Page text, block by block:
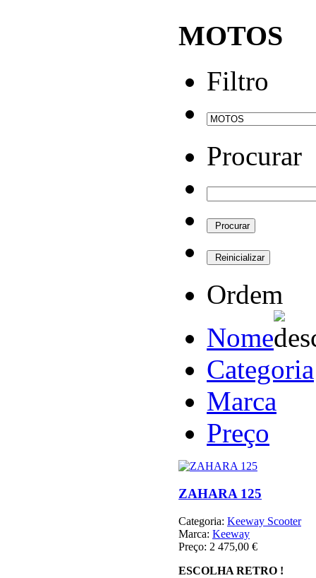
MOTOS
Filtro
Procurar
Ordem
Nome
Categoria
Marca
Preço
ZAHARA 125
Categoria: Keeway Scooter
Marca: Keeway
Preço: 2 475,00 €
ESCOLHA RETRO !